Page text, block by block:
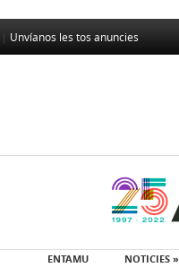
Unvíanos les tos anuncies
ENTAMU NOTICIES »